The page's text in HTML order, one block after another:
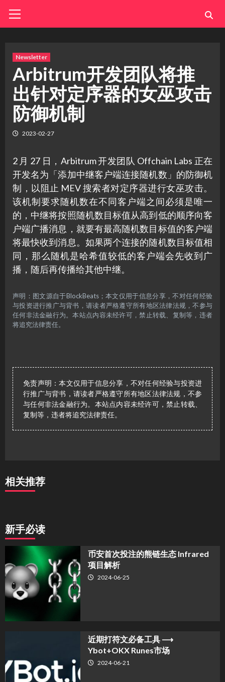
Menu
Newsletter
Arbitrum开发团队将推
出针对定序器的女巫攻击
防御机制
2023-02-27
2 月 27 日，Arbitrum 开发团队 Offchain Labs 正在
开发名为「添加中继客户端连接随机数」的防御机
制，以阻止 MEV 搜索者对定序器进行女巫攻击。
该机制要求随机数在不同客户端之间必须是唯一
的，中继将按照随机数目标值从高到低的顺序向客
户端广播消息，就要有最高随机数目标值的客户端
将最快收到消息。如果两个连接的随机数目标值相
同，那么随机是哈希值较低的客户端会先收到广
播，随后再传播给其他中继。
声明：图文源自于BlockBeats；本文仅用于信息分享，不对任何经验
与投资进行推广与背书，请读者严格遵守所有地区法律法规，不参与
任何非法金融行为。本站点内容未经许可，禁止转载、复制等，违者
将追究法律责任。
免责声明：本文仅用于信息分享，不对任何经验与投资进
行推广与背书，请读者严格遵守所有地区法律法规，不参
与任何非法金融行为。本站点内容未经许可，禁止转载、
复制等，违者将追究法律责任。
相关推荐
新手必读
币安首次投注的熊链生态 Infrared
项目解析
2024-06-25
近期打符文必备工具 ⟶
Ybot+OKX Runes市场
2024-06-21